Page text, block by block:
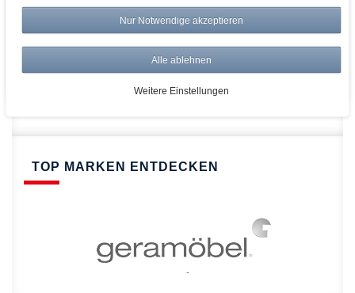
Risikolos: 14 Tage Rückgabe
Über 20.000 Artikel
Schnelle Lieferung
TOP MARKEN ENTDECKEN
Nur Notwendige akzeptieren
Alle ablehnen
Weitere Einstellungen